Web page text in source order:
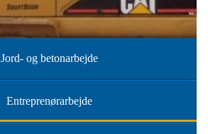
Jord- og betonarbejde
Entreprenørarbejde